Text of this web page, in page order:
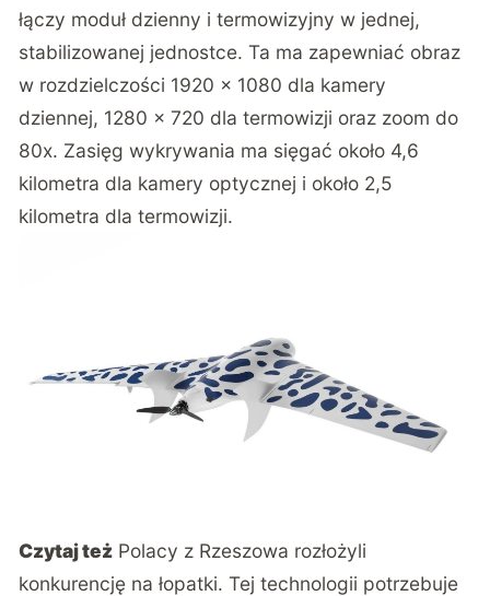
łączy moduł dzienny i termowizyjny w jednej,
stabilizowanej jednostce. Ta ma zapewniać obraz
w rozdzielczości 1920 x 1080 dla kamery
dziennej, 1280 x 720 dla termowizji oraz zoom do
80x. Zasięg wykrywania ma sięgać około 4,6
kilometra dla kamery optycznej i około 2,5
kilometra dla termowizji.
Czytaj też Polacy z Rzeszowa rozłożyli
konkurencję na łopatki. Tej technologii potrzebuje